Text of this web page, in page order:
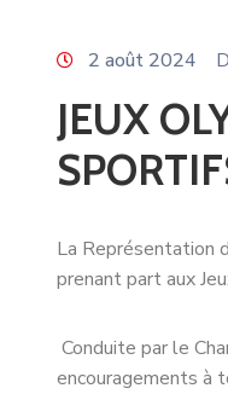
2 août 2024
JEUX
La Représentation
prenant part aux
Conduite par le
encouragements à